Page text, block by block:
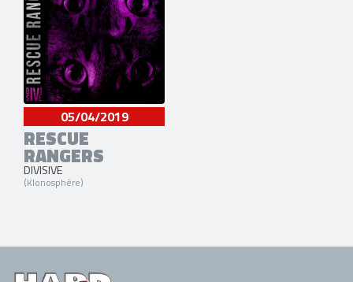
05/04/2019
RESCUE
RANGERS
DIVISIVE
(Klonosphère)